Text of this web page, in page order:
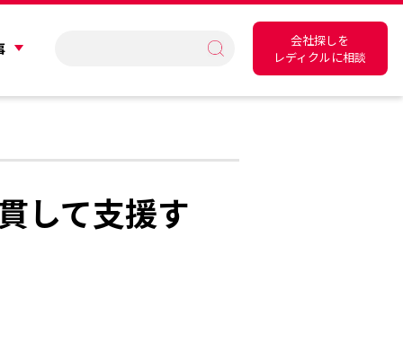
会社探しを
レディクルに相談
して支援す